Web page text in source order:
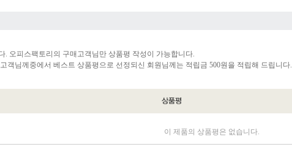
. 오피스팩토리의 구매고객님만 상품평 작성이 가능합니다.
객님께중에서 베스트 상품평으로 선정되신 회원님께는 적립금 500원을 적립해 드립니다.
이 제품의 상품평은 없습니다.